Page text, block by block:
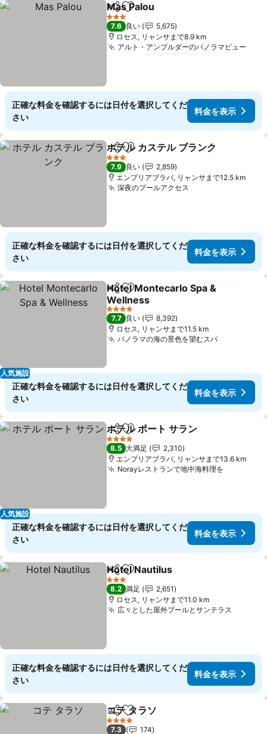
シェアお気に入りに追加
Mas Palou
3 ホテルのランク
7.6 良い
5,675
ロセス, リャンサまで8.9 km
アルト・アンプルダーのパノラマビュー
正確な料金を確認するには日付を選択してくだ
さい
料金を表示
シェアお気に入りに追加
ホテル カステル ブランク
3 ホテルのランク
7.9 良い
2,859
エンプリアブラバ, リャンサまで12.5 km
深夜のプールアクセス
正確な料金を確認するには日付を選択してくだ
さい
料金を表示
人気施設
シェアお気に入りに追加
Hotel Montecarlo Spa &
Wellness
料金を表示
4 ホテルのランク
7.7 良い
8,392
ロセス, リャンサまで11.5 km
パノラマの海の景色を望むスパ料金を表示
正確な料金を確認するには日付を選択してくだ
さい
料金を表示
人気施設
シェアお気に入りに追加
ホテル ポート サラン
4 ホテルのランク
8.5 大満足
2,310
エンプリアブラバ, リャンサまで13.6 km
Norayレストランで地中海料理を
正確な料金を確認するには日付を選択してくだ
さい
料金を表示
シェアお気に入りに追加
Hotel Nautilus
3 ホテルのランク
8.2 満足
2,651
ロセス, リャンサまで11.0 km
広々とした屋外プールとサンテラス
正確な料金を確認するには日付を選択してくだ
さい
料金を表示
シェアお気に入りに追加
コテ タラソ
4 ホテルのランク
7.3 174